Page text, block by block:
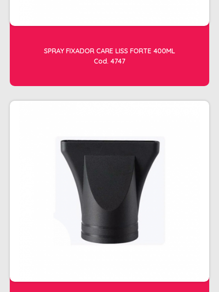
SPRAY FIXADOR CARE LISS FORTE 400ML
Cod. 4747